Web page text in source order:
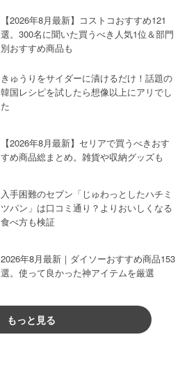
【2026年8月最新】コストコおすすめ121
選。300名に聞いた買うべき人気1位＆部門
別おすすめ商品も
きゅうりをサイダーに漬けるだけ！話題の
韓国レシピを試したら想像以上にアリでし
た
【2026年8月最新】セリアで買うべきおす
すめ商品総まとめ。雑貨や収納グッズも
入手困難のセブン「じゅわっとしたハチミ
ツパン」は口コミ通り？よりおいしくなる
食べ方も検証
2026年8月最新｜ダイソーおすすめ商品153
選。使って良かった神アイテムを厳選
もっと見る